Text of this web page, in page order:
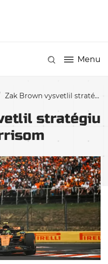
Menu
Zak Brown vysvetlil stratégiu McLarenu s Norrisom
stratégiu